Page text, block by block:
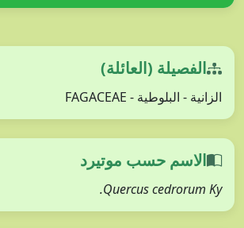
الفصيلة (العائلة)
الزانية - البلوطية - FAGACEAE
الاسم حسب موتيرد
Quercus cedrorum Ky.